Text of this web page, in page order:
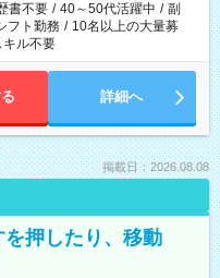
書不要 / 40～50代活躍中 / 副
フト勤務 / 10名以上の大量募
キル不要
詳細へ
掲載日：2026.08.08
を押したり、移動